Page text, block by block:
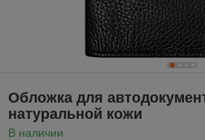
Обложка для
натуральной кожи
В наличии